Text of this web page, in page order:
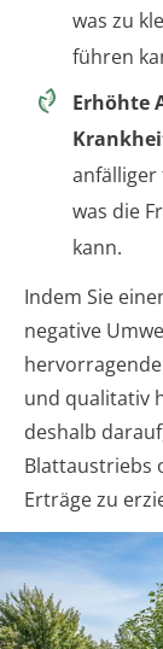
was zu
führen
Erhöhte
anfälliger
was die
kann.
Indem Sie
negative
und qualitativ
deshalb
Blattaustriebs
Erträge zu